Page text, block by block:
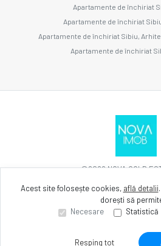
Apartamente de închiriat
Apartamente de închiriat
Apartamente de închiriat Sibiu,
Apartamente de închiriat
©2026NOVA GOLD
Site creat în
Acest site folosește cookies, află detalii.
dorești să
Necesare
Statistică
Resping tot